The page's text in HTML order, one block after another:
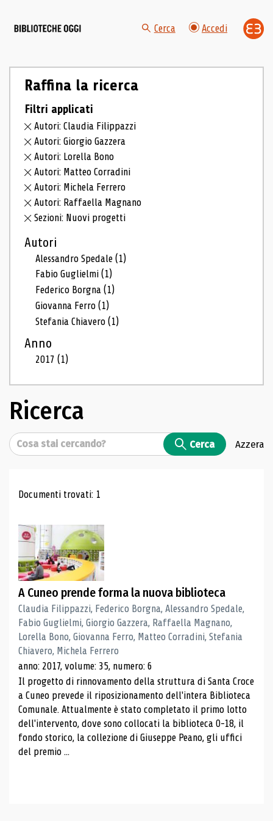
Cerca Accedi
Raffina la ricerca
Filtri applicati
Autori: Claudia Filippazzi
Autori: Giorgio Gazzera
Autori: Lorella Bono
Autori: Matteo Corradini
Autori: Michela Ferrero
Autori: Raffaella Magnano
Sezioni: Nuovi progetti
Autori
Alessandro Spedale(1)
Fabio Guglielmi(1)
Federico Borgna(1)
Giovanna Ferro(1)
Stefania Chiavero(1)
Anno
2017(1)
Ricerca
Cerca Cerca Azzera
Risultati di ricerca
Documenti trovati: 1
A Cuneo prende forma la nuova biblioteca
Claudia Filippazzi, Federico Borgna, Alessandro Spedale,
Fabio Guglielmi, Giorgio Gazzera, Raffaella Magnano,
Lorella Bono, Giovanna Ferro, Matteo Corradini, Stefania
Chiavero, Michela Ferrero
anno: 2017, volume: 35, numero: 6
Il progetto di rinnovamento della struttura di Santa Croce
a Cuneo prevede il riposizionamento dell'intera Biblioteca
Comunale. Attualmente è stato completato il primo lotto
dell'intervento, dove sono collocati la biblioteca 0-18, il
fondo storico, la collezione di Giuseppe Peano, gli uffici
del premio ...